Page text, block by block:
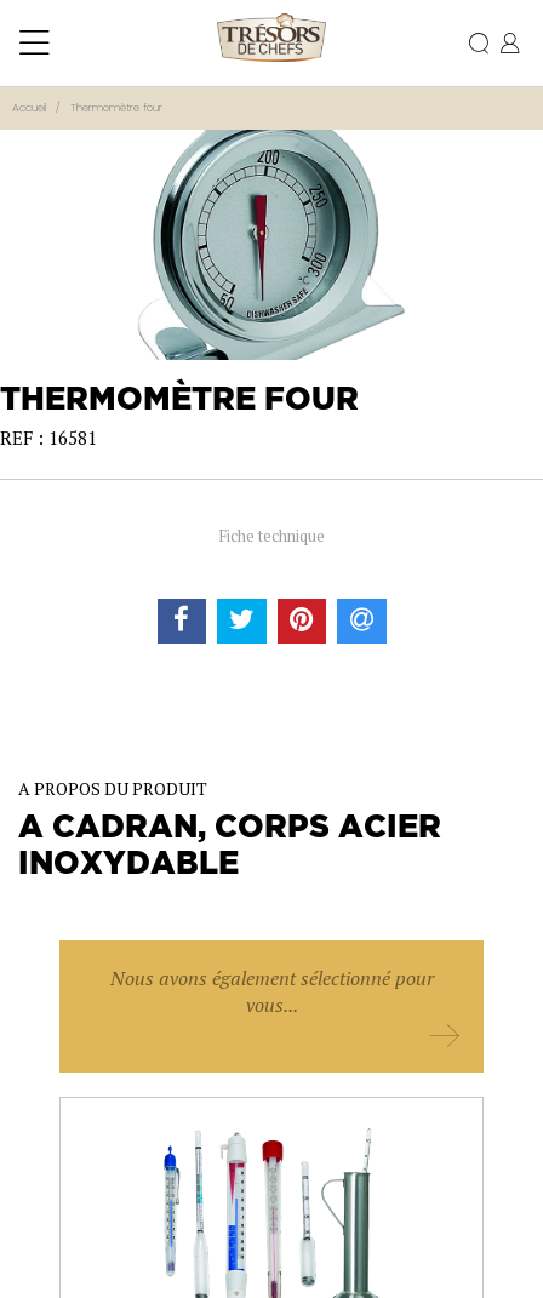
Accueil Thermomètre four
THERMOMÈTRE FOUR
REF : 16581
Fiche technique
A PROPOS DU PRODUIT
A CADRAN, CORPS ACIER
INOXYDABLE
Nous avons également sélectionné pour
vous...